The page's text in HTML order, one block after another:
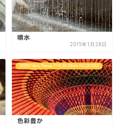
噴水
2015年1月28日
ZEISS Vario-Tessar T* E 16-70mm F4 ZA OSS
色彩豊か